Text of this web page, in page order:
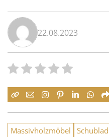
22.08.2023
Massivholzmöbel